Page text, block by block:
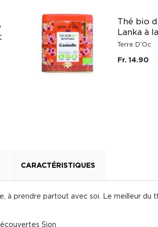
Thé bio
Lanka à
Terre D'Oc
Fr. 14.90
CARACTÉRISTIQUES
à prendre partout avec soi. Le meilleur du
Sion